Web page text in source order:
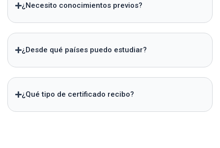
¿Necesito conocimientos previos?
¿Desde qué países puedo estudiar?
¿Qué tipo de certificado recibo?